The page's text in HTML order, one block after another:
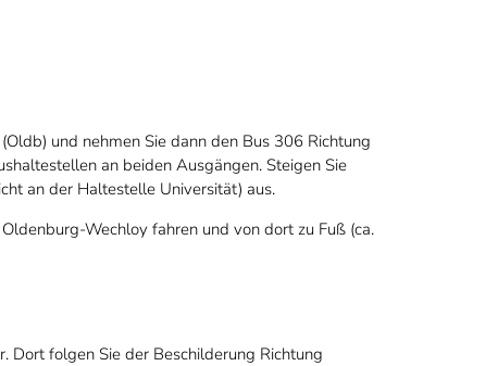
und nehmen Sie dann den Bus 306 Richtung
an beiden Ausgängen. Steigen Sie
an der Haltestelle Universität) aus.
Wechloy fahren und von dort zu Fuß (ca.
Dort folgen Sie der Beschilderung Richtung